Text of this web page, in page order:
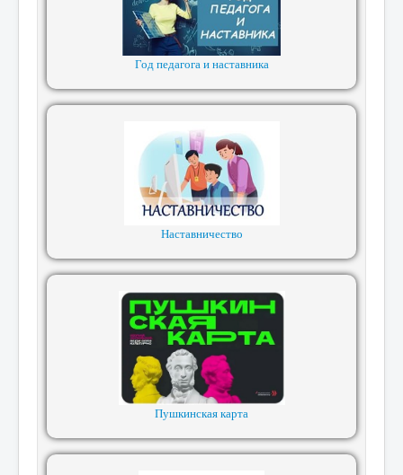
Год педагога и наставника
Наставничество
Пушкинская карта